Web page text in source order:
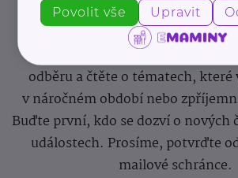
Pravidelný přísun novinek,
podpora pro rodiče i sdílení
Newsletter webu eMaminy.cz.
odběru a čtěte o tématech,
v náročném období nebo
Buďte první, kdo se dozví o nových
událostech. Prosíme, potvrďte
mailové schránce.
Povolit vše Upravit